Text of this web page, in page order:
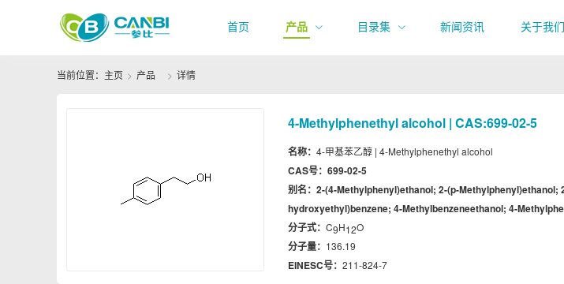
首页 产品 目录集 新闻资讯 关于我们
当前位置： 主页 产品 详情
4-Methylphenethyl alcohol | CAS:699-02-5
名称： 4-甲基苯乙醇 | 4-Methylphenethyl alcohol
CAS号： 699-02-5
别名： 2-(4-Methylphenyl)ethanol; 2-(p-Methylphenyl)ethanol;
hydroxyethyl)benzene; 4-Methylbenzeneethanol; 4-
分子式： C9H12O
分子量： 136.19
EINESC号： 211-824-7